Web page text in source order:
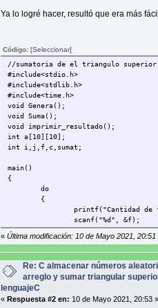
Ya lo logré hacer, resultó que era más
Código: [Seleccionar]
//sumatoria de el triangulo superior
#include<stdio.h>
#include<stdlib.h>
#include<time.h>
void Genera();
void Suma();
void imprimir_resultado();
int a[10][10];
int i,j,f,c,sumat;
main()
{
do
{
printf("Cantidad
scanf("%d", &f);
printf("Cantidad de
scanf("%d", &c);
}
while (f!=c);
Suma();
imprimir_resultado();
« Última modificación: 10 de Mayo 2021,
Re: C almacenar números
arreglo y sumar triangular
lenguajeC
« Respuesta #2 en: 10 de Mayo 2021, 20:53 »